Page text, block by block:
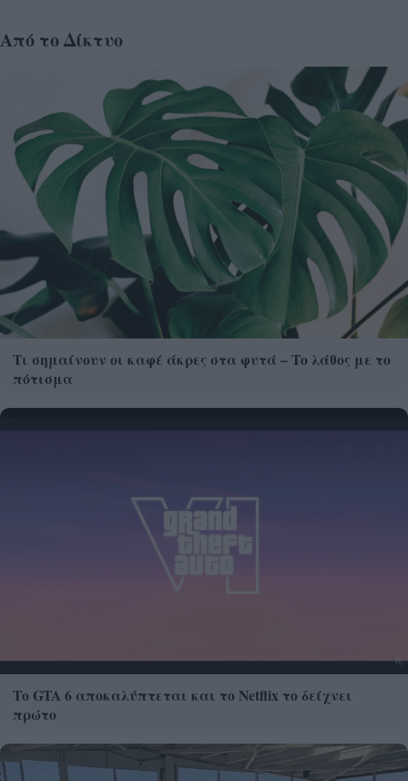
Από το Δίκτυο
Τι σημαίνουν οι καφέ άκρες στα φυτά – Το λάθος με το
πότισμα
Το GTA 6 αποκαλύπτεται και το Netflix το δείχνει
πρώτο